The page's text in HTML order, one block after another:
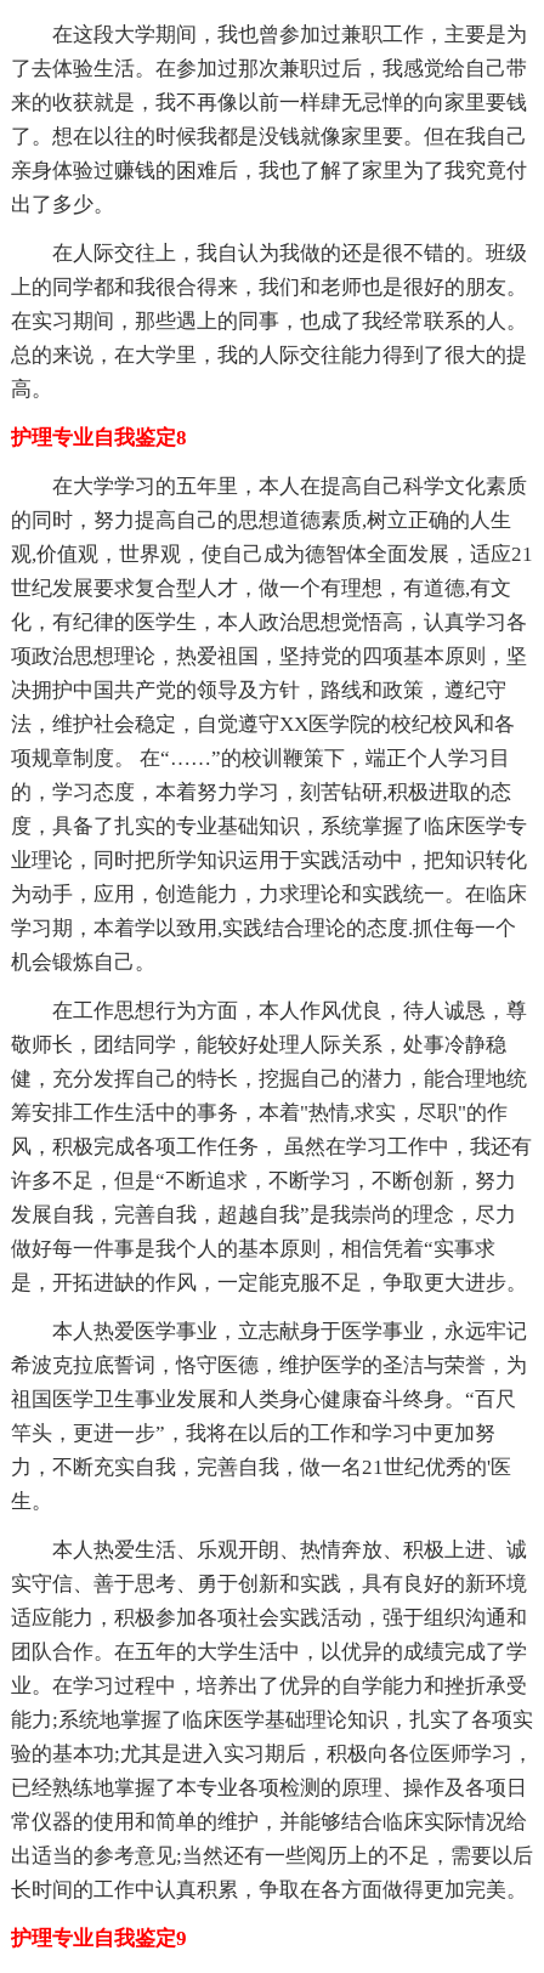
在这段大学期间，我也曾参加过兼职工作，主要是为
了去体验生活。在参加过那次兼职过后，我感觉给自己带
来的收获就是，我不再像以前一样肆无忌惮的向家里要钱
了。想在以往的时候我都是没钱就像家里要。但在我自己
亲身体验过赚钱的困难后，我也了解了家里为了我究竟付
出了多少。
在人际交往上，我自认为我做的还是很不错的。班级
上的同学都和我很合得来，我们和老师也是很好的朋友。
在实习期间，那些遇上的同事，也成了我经常联系的人。
总的来说，在大学里，我的人际交往能力得到了很大的提
高。
护理专业自我鉴定8
在大学学习的五年里，本人在提高自己科学文化素质
的同时，努力提高自己的思想道德素质,树立正确的人生
观,价值观，世界观，使自己成为德智体全面发展，适应21
世纪发展要求复合型人才，做一个有理想，有道德,有文
化，有纪律的医学生，本人政治思想觉悟高，认真学习各
项政治思想理论，热爱祖国，坚持党的四项基本原则，坚
决拥护中国共产党的领导及方针，路线和政策，遵纪守
法，维护社会稳定，自觉遵守XX医学院的校纪校风和各
项规章制度。 在“……”的校训鞭策下，端正个人学习目
的，学习态度，本着努力学习，刻苦钻研,积极进取的态
度，具备了扎实的专业基础知识，系统掌握了临床医学专
业理论，同时把所学知识运用于实践活动中，把知识转化
为动手，应用，创造能力，力求理论和实践统一。在临床
学习期，本着学以致用,实践结合理论的态度.抓住每一个
机会锻炼自己。
在工作思想行为方面，本人作风优良，待人诚恳，尊
敬师长，团结同学，能较好处理人际关系，处事冷静稳
健，充分发挥自己的特长，挖掘自己的潜力，能合理地统
筹安排工作生活中的事务，本着"热情,求实，尽职"的作
风，积极完成各项工作任务， 虽然在学习工作中，我还有
许多不足，但是“不断追求，不断学习，不断创新，努力
发展自我，完善自我，超越自我”是我崇尚的理念，尽力
做好每一件事是我个人的基本原则，相信凭着“实事求
是，开拓进缺的作风，一定能克服不足，争取更大进步。
本人热爱医学事业，立志献身于医学事业，永远牢记
希波克拉底誓词，恪守医德，维护医学的圣洁与荣誉，为
祖国医学卫生事业发展和人类身心健康奋斗终身。“百尺
竿头，更进一步”，我将在以后的工作和学习中更加努
力，不断充实自我，完善自我，做一名21世纪优秀的'医
生。
本人热爱生活、乐观开朗、热情奔放、积极上进、诚
实守信、善于思考、勇于创新和实践，具有良好的新环境
适应能力，积极参加各项社会实践活动，强于组织沟通和
团队合作。在五年的大学生活中，以优异的成绩完成了学
业。在学习过程中，培养出了优异的自学能力和挫折承受
能力;系统地掌握了临床医学基础理论知识，扎实了各项实
验的基本功;尤其是进入实习期后，积极向各位医师学习，
已经熟练地掌握了本专业各项检测的原理、操作及各项日
常仪器的使用和简单的维护，并能够结合临床实际情况给
出适当的参考意见;当然还有一些阅历上的不足，需要以后
长时间的工作中认真积累，争取在各方面做得更加完美。
护理专业自我鉴定9